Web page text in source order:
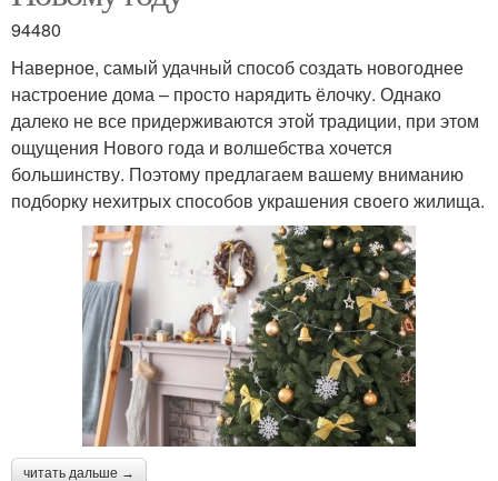
94480
Наверное, самый удачный способ создать новогоднее
настроение дома – просто нарядить ёлочку. Однако
далеко не все придерживаются этой традиции, при этом
ощущения Нового года и волшебства хочется
большинству. Поэтому предлагаем вашему вниманию
подборку нехитрых способов украшения своего жилища.
читать дальше →